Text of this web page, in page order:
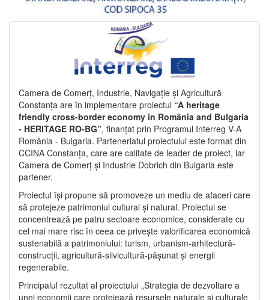
Camera de Comerț, Industrie, Navigație și Agricultură
Constanța are în implementare proiectul “A heritage
friendly cross-border economy in România and Bulgaria
- HERITAGE RO-BG”, finanțat prin Programul Interreg V-A
România - Bulgaria. Parteneriatul proiectului este format din
CCINA Constanța, care are calitate de leader de proiect, iar
Camera de Comerț și Industrie Dobrich din Bulgaria este
partener.
Proiectul își propune să promoveze un mediu de afaceri care
să protejeze patrimoniul cultural și natural. Proiectul se
concentrează pe patru sectoare economice, considerate cu
cel mai mare risc în ceea ce privește valorificarea economică
sustenabilă a patrimoniului: turism, urbanism-arhitectură-
construcții, agricultură-silvicultură-pășunat și energii
regenerabile.
Principalul rezultat al proiectului „Strategia de dezvoltare a
unei economii care protejează resursele naturale și culturale